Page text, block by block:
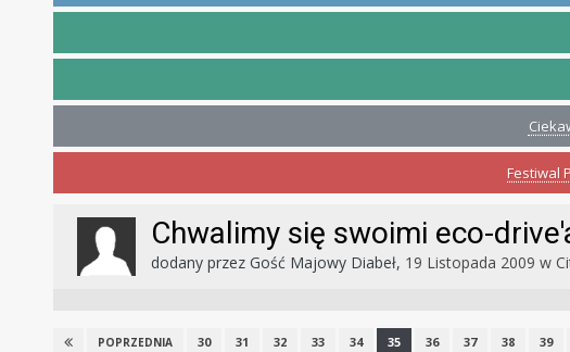
Festiwal
Chwalimy się swoimi eco-
dodany przez Gość Majowy Diabeł, 19 Listopada 2009 w
POPRZEDNIA 30 31 32 33 34 35 36 37 38 39